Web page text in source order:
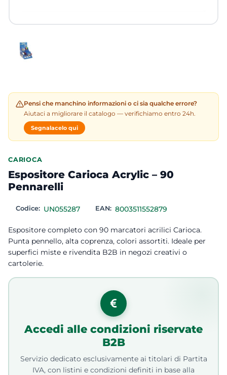
Pensi che manchino informazioni o ci sia qualche errore?
Aiutaci a migliorare il catalogo — verifichiamo entro 24h.
Segnalacelo qui
CARIOCA
Espositore Carioca Acrylic – 90
Pennarelli
Codice: UN055287 EAN: 8003511552879
Espositore completo con 90 marcatori acrilici Carioca.
Punta pennello, alta coprenza, colori assortiti. Ideale per
superfici miste e rivendita B2B in negozi creativi o
cartolerie.
Accedi alle condizioni riservate
B2B
Servizio dedicato esclusivamente ai titolari di Partita
IVA, con listini e condizioni definiti in base alla